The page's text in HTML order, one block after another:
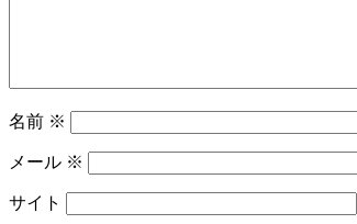
名前 ※
メール ※
サイト